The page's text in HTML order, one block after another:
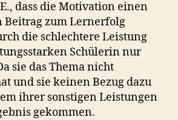
dass die Motivation einen
Beitrag zum Lernerfolg
die schlechtere Leistung
Schülerin nur
sie das Thema nicht
und sie keinen Bezug dazu
ihrer sonstigen Leistungen
gekommen.